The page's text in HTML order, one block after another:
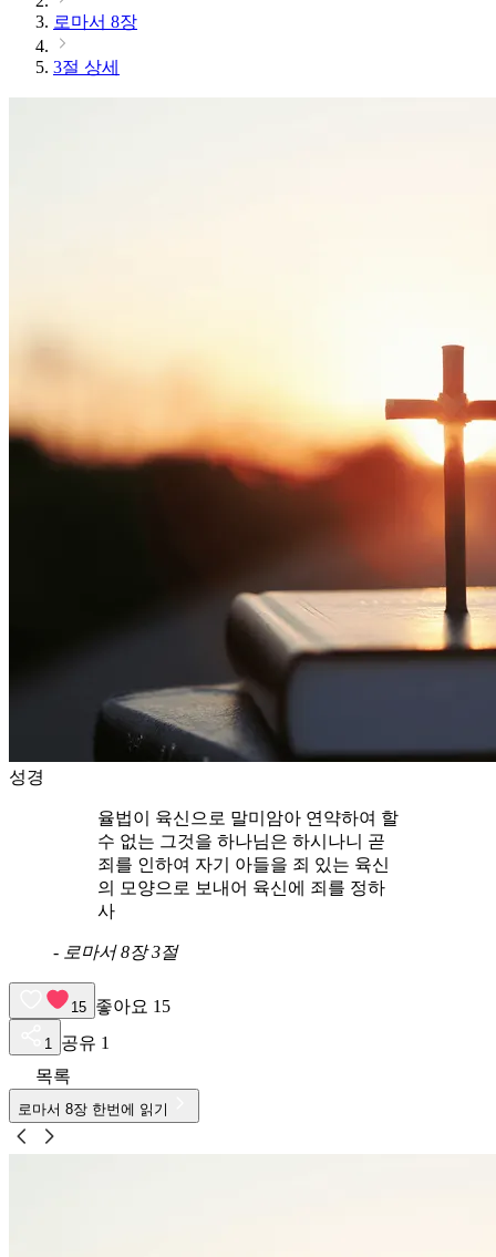
로마서 8장
3절 상세
성경
율법이 육신으로 말미암아 연약하여 할
수 없는 그것을 하나님은 하시나니 곧
죄를 인하여 자기 아들을 죄 있는 육신
의 모양으로 보내어 육신에 죄를 정하
사
- 로마서 8장 3절
15 좋아요 15
1 공유 1
목록
로마서 8장 한번에 읽기